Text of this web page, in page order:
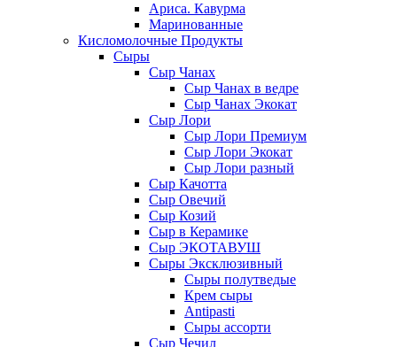
Ариса. Кавурма
Маринованные
Кисломолочные Продукты
Сыры
Сыр Чанах
Сыр Чанах в ведре
Сыр Чанах Экокат
Сыр Лори
Сыр Лори Премиум
Сыр Лори Экокат
Сыр Лори разный
Сыр Качотта
Сыр Овечий
Сыр Козий
Сыр в Керамике
Сыр ЭКОТАВУШ
Сыры Эксклюзивный
Сыры полутведые
Крем сыры
Antipasti
Сыры ассорти
Сыр Чечил